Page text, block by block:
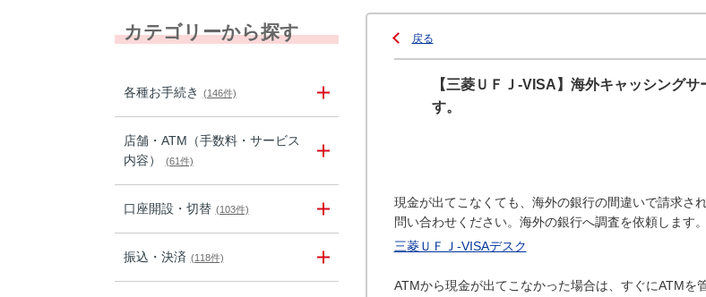
カテゴリーから探す
各種お手続き (146件)
店舗・ATM（手数料・サービス
内容）
(61件)
口座開設・切替 (103件)
振込・決済 (118件)
戻る
【三菱ＵＦＪ-VISA】海外キャッシング
す。
現金が出てこなくても、海外の銀行の間違いで請求さ
問い合わせください。海外の銀行へ調査を依頼します。
三菱ＵＦＪ-VISAデスク
ATMから現金が出てこなかった場合は、すぐにATM